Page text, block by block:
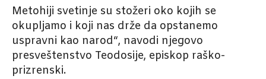
Metohiji svetinje su stožeri oko kojih se
okupljamo i koji nas drže da opstanemo
uspravni kao narod“, navodi njegovo
presveštenstvo Teodosije, episkop raško-
prizrenski.